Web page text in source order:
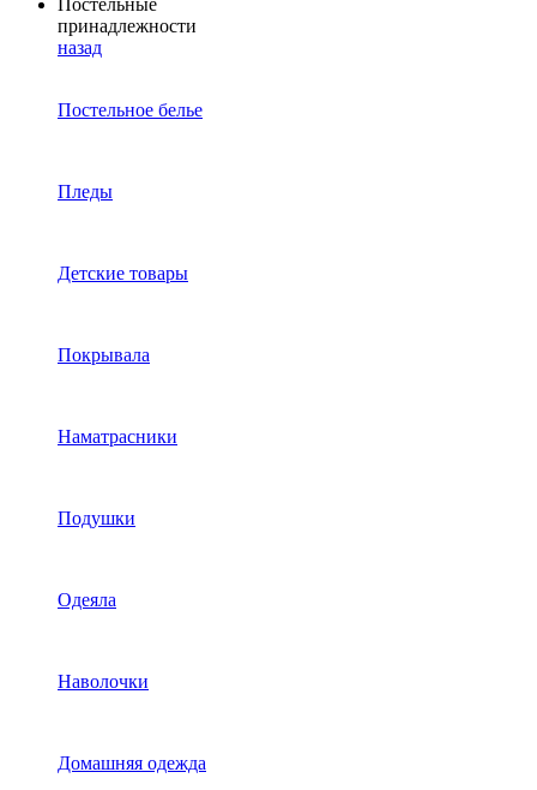
принадлежности
назад
Постельное белье
Пледы
Детские товары
Покрывала
Наматрасники
Подушки
Одеяла
Наволочки
Домашняя одежда